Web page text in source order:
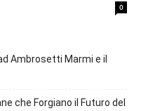
0
Ambrosetti Marmi e il
che Forgiano il Futuro del